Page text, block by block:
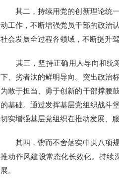
其二，持续用党的创新理论统一
动工作，不断增强党员干部的政治
社会发展全过程各领域，不断提升
其三，坚持正确用人导向和统筹
下、劣者汰的鲜明导向。突出政治
为敢于担当、勇于创新的干部撑腰
的基础。通过发挥基层党组织战斗
切实增强基层党组织在推动发展、
其四，锲而不舍落实中央八项规
推动作风建设常态化长效化。持续
展。